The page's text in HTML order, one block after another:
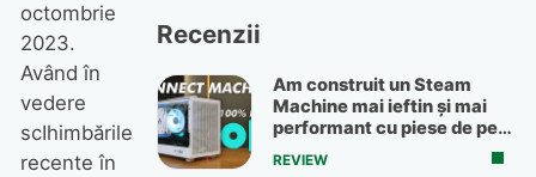
octombrie
2023.
Având în
vedere
scIhimbările
recente în
Recenzii
Am construit un Steam
Machine mai ieftin și mai
performant cu piese de pe
OLX
REVIEW